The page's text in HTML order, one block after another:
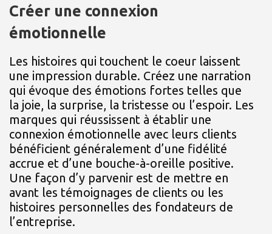
Créer une connexion
émotionnelle
Les histoires qui touchent le coeur laissent
une impression durable. Créez une narration
qui évoque des émotions fortes telles que
la joie, la surprise, la tristesse ou l’espoir. Les
marques qui réussissent à établir une
connexion émotionnelle avec leurs clients
bénéficient généralement d’une fidélité
accrue et d’une bouche-à-oreille positive.
Une façon d’y parvenir est de mettre en
avant les témoignages de clients ou les
histoires personnelles des fondateurs de
l’entreprise.